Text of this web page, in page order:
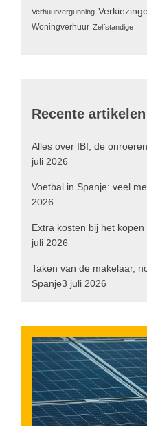
Verhuurvergunning
Woningverhuur Zelfstandige
Recente artikelen
Alles over IBI, de
juli 2026
Voetbal in Spanje: veel
2026
Extra kosten bij het
juli 2026
Taken van de makelaar,
Spanje3 juli 2026